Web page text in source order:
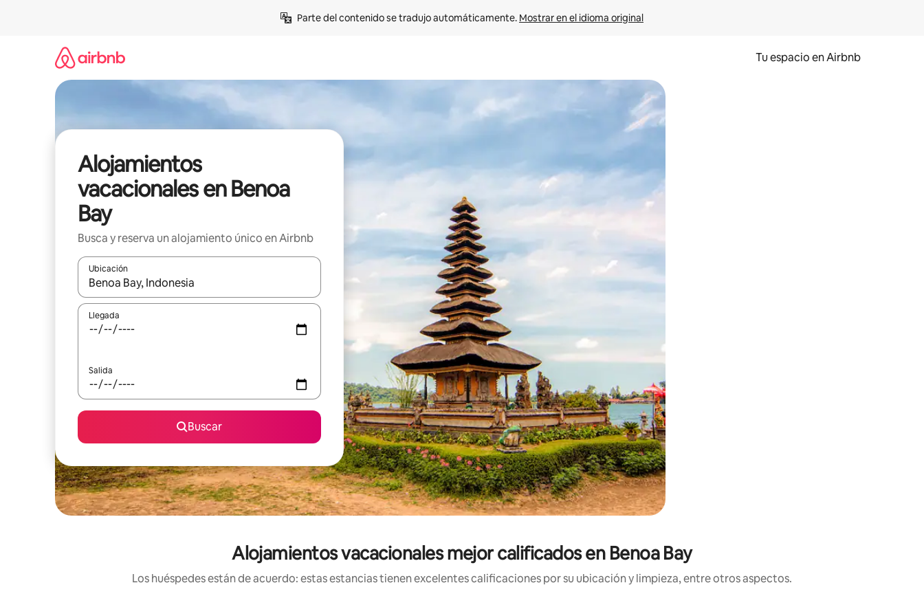
Parte del contenido se tradujo automáticamente. Mostrar en el idioma original
Tu espacio en Airbnb
Alojamientos
vacacionales en Benoa
Bay
Busca y reserva un alojamiento único en Airbnb
Ubicación
Cuando los resultados estén disponibles, podrás navegar usando las teclas de las flechas hacia arriba y hacia abajo, o bien tocando y deslizando la pantalla.
Llegada
Salida
Buscar
Alojamientos vacacionales mejor calificados en Benoa Bay
Los huéspedes están de acuerdo: estas estancias tienen excelentes calificaciones por su ubicación y limpieza, entre otros aspectos.